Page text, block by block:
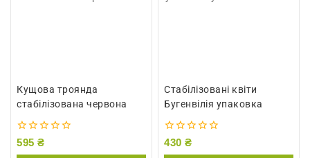
Кущова троянда
стабілізована червона
0
595 ₴
Стабілізовані квіти
Бугенвілія упаковка
0
430 ₴